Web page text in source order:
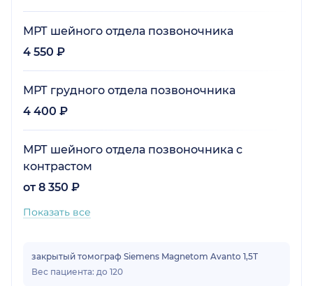
МРТ шейного отдела позвоночника
4 550 ₽
МРТ грудного отдела позвоночника
4 400 ₽
МРТ шейного отдела позвоночника с
контрастом
от 8 350 ₽
Показать все
закрытый томограф Siemens Magnetom Avanto 1,5Т
Вес пациента: до 120